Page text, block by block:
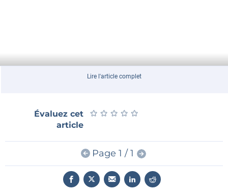
Lire l'article complet
Évaluez cet
article
★ ★ ★ ★ ★
★ ★ ★ ★ ★
Page 1 / 1